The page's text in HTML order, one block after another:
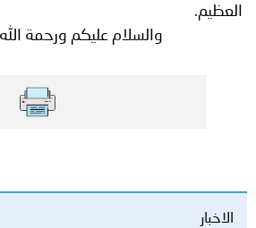
العظيم.
والسلام عليكم ورحمة
الاخبار